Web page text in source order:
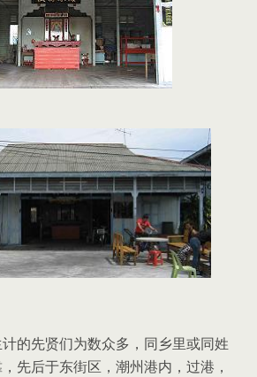
的先贤们为数众多，同乡里或同姓
先后于东街区，潮州港内，过港，